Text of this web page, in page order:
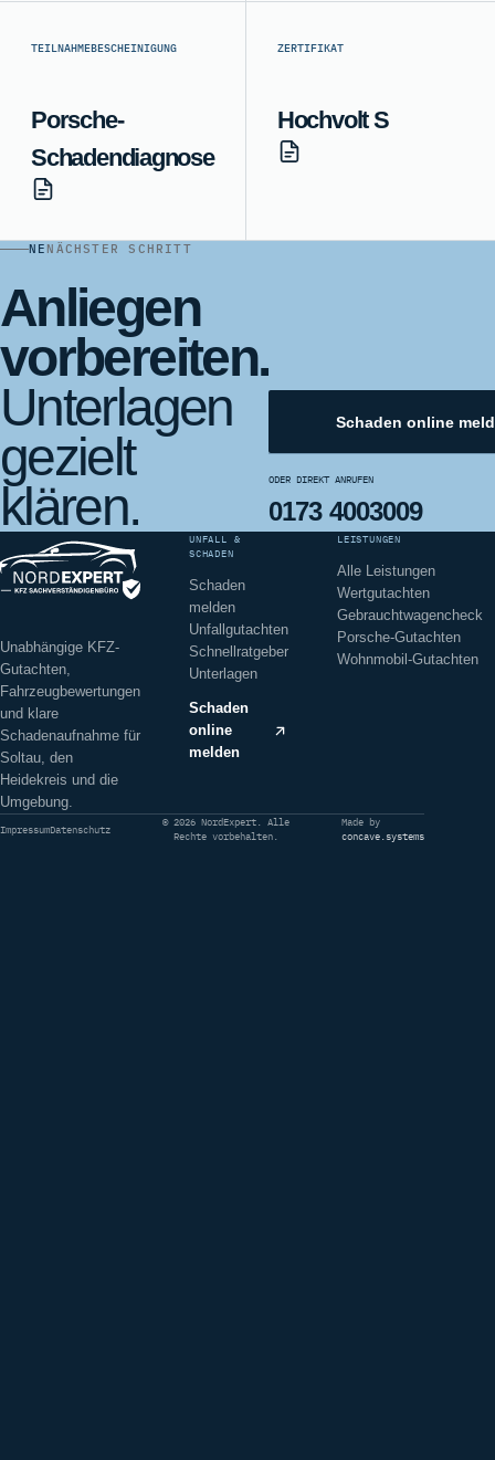
TEILNAHMEBESCHEINIGUNG
Porsche-
Schadendiagnose
ZERTIFIKAT
Hochvolt S
NE NÄCHSTER SCHRITT
Anliegen
vorbereiten.
Unterlagen
gezielt
klären.
Schaden online
ODER DIREKT ANRUFEN
0173 4003009
Unabhängige KFZ-
Gutachten,
Fahrzeugbewertungen
und klare
Schadenaufnahme für
Soltau, den
Heidekreis und die
Umgebung.
UNFALL &
SCHADEN
Schaden
melden
Unfallgutachten
Schnellratgeber
Unterlagen
Schaden
online
melden
LEISTUNGEN
Alle Leistungen
Wertgutachten
Gebrauchtwagencheck
Porsche-Gutachten
Wohnmobil-Gutachten
ImpressumDatenschutz
© 2026 NordExpert. Alle
Rechte vorbehalten.
Made by
concave.systems